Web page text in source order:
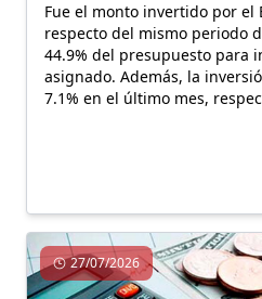
Fue el monto invertido por el
respecto del mismo periodo
44.9% del presupuesto para
asignado. Además, la
7.1% en el último mes,
27/07/2026